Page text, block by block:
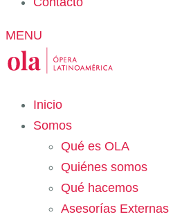
MENU
Inicio
Somos
Qué es OLA
Quiénes somos
Qué hacemos
Asesorías Externas